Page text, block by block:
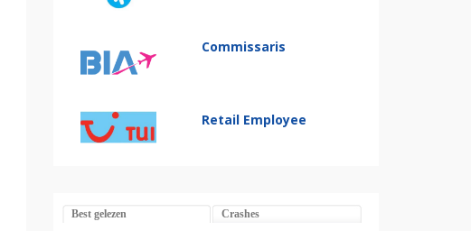
Commissaris
Retail Employee
Best gelezen Crashes